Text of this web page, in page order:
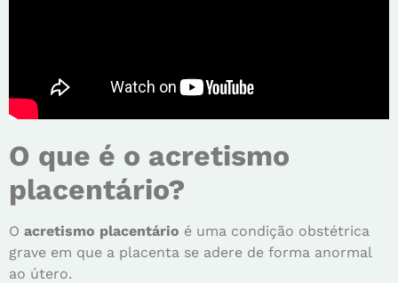
O que é o acretismo
placentário?
O acretismo placentário é uma condição obstétrica
grave em que a placenta se adere de forma anormal
ao útero.